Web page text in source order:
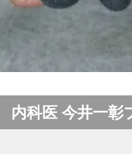
科医 今井一彰